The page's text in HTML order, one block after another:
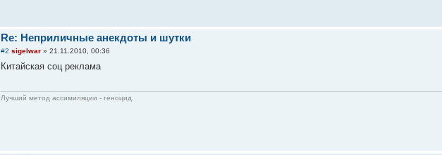
Re: Неприличные анекдоты и шутки
#2 sigelwar » 21.11.2010, 00:36
Китайская соц реклама
Лучший метод ассимиляции - геноцид.